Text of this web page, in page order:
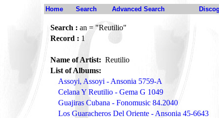
Home Search Advanced Search
Search : an = "Reutilio"
Record : 1
Name of Artist: Reutilio
List of Albums:
Assoyi, Assoyi - Ansonia 5759-A
Celana Y Reutilio - Gema G 1049
Guajiras Cubana - Fonomusic 84.2040
Los Guaracheros Del Oriente - Ansonia 45-6643